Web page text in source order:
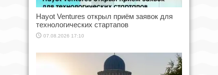
Hayot Ventures открыл приём заявок для
технологических стартапов
07.08.2026 17:10